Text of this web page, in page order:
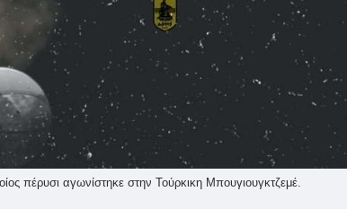
πέρυσι αγωνίστηκε στην Τούρκικη Μπουγιουγκτζεμέ.